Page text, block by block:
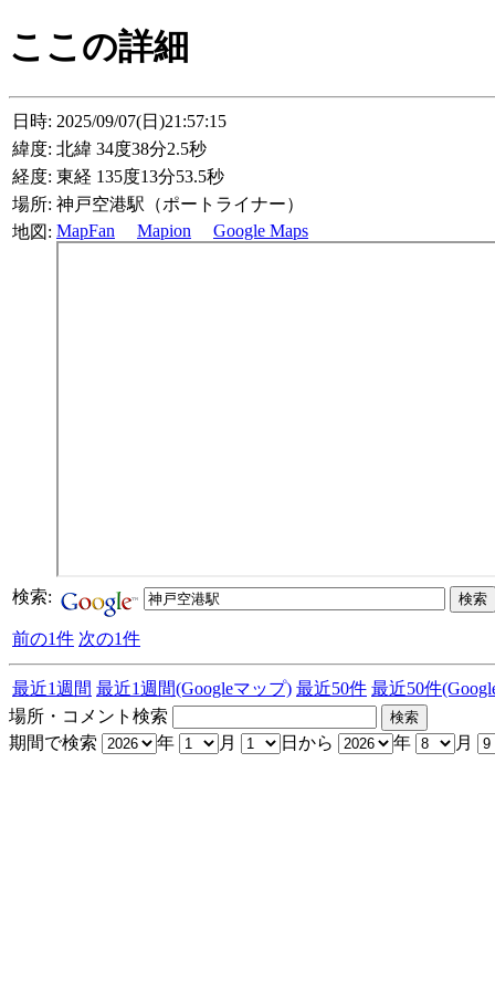
ここの詳細
日時: 2025/09/07(日)21:57:15
緯度: 北緯 34度38分2.5秒
経度: 東経 135度13分53.5秒
場所: 神戸空港駅（ポートライナー）
地図: MapFan Mapion Google Maps
検索:
前の1件 次の1件
最近1週間 最近1週間(Googleマップ) 最近50件 最近50件
場所・コメント検索
期間で検索
年 月 日から 年 月